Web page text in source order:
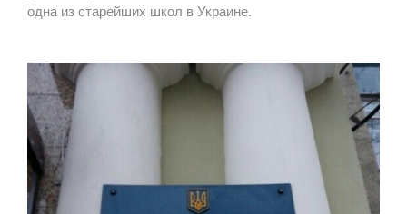
одна из старейших школ в Украине.